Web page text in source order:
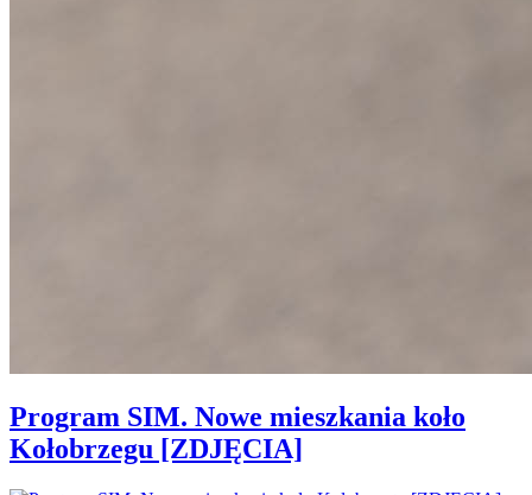
Program SIM. Nowe mieszkania koło
Kołobrzegu [ZDJĘCIA]